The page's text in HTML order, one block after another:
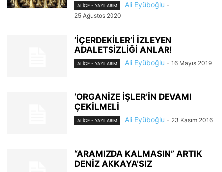
ALİCE - YAZILARIM Ali Eyüboğlu -
25 Ağustos 2020
‘İÇERDEKİLER’İ İZLEYEN
ADALETSİZLİĞİ ANLAR!
ALİCE - YAZILARIM Ali Eyüboğlu - 16 Mayıs 2019
‘ORGANİZE İŞLER’İN DEVAMI
ÇEKİLMELİ
ALİCE - YAZILARIM Ali Eyüboğlu - 23 Kasım 2016
“ARAMIZDA KALMASIN” ARTIK
DENİZ AKKAYA’SIZ